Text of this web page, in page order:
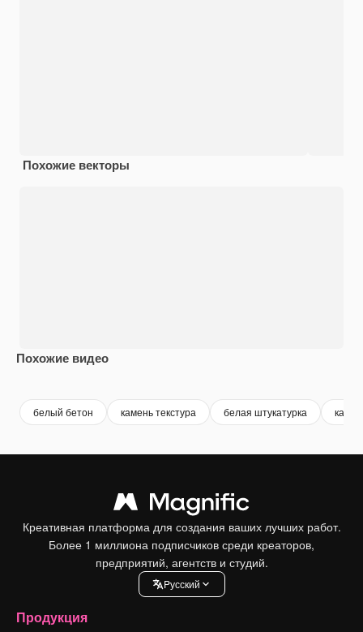
Похожие векторы
Похожие видео
белый бетон камень текстура белая штукатурка
Креативная платформа для создания ваших лучших работ.
Более 1 миллиона подписчиков среди креаторов,
предприятий, агентств и студий.
Pусский
Продукция